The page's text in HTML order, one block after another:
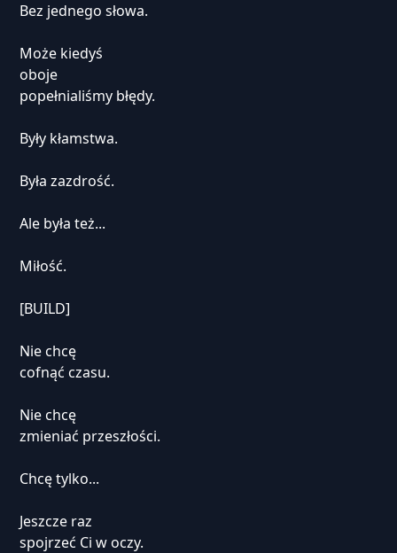
Bez jednego słowa.
Może kiedyś
oboje
popełnialiśmy błędy.
Były kłamstwa.
Była zazdrość.
Ale była też...
Miłość.
[BUILD]
Nie chcę
cofnąć czasu.
Nie chcę
zmieniać przeszłości.
Chcę tylko...
Jeszcze raz
spojrzeć Ci w oczy.